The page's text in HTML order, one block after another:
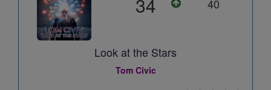
40
Look at the Stars
Tom Civic